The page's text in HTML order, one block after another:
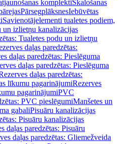
komplektiSkalošanas
PārsegplāksnesIebūvētas
Savienotājelementi tualetes podiem,
un izlietņu kanalizācijas
Tualetes podu un izlietņu
daļas paredzētas:
daļas paredzētas: Pieslēguma
daļas paredzētas: Pieslēguma
daļas paredzētas:
līkumu pagarinājumiRezerves
pagarinājumiPVC
PVC pieslēgumiManšetes un
gabaliPisuāru kanalizācijas
Pisuāru kanalizācijas
daļas paredzētas: Pisuāru
daļas paredzētas: Gliemežveida